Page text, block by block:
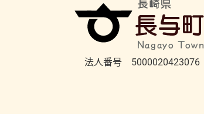
法人番号 5000020423076